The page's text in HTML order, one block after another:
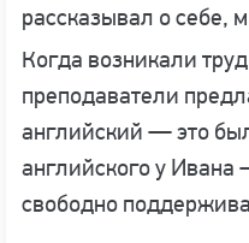
рассказывал о себе,
Когда возникали
преподаватели
английский — это
английского у
свободно